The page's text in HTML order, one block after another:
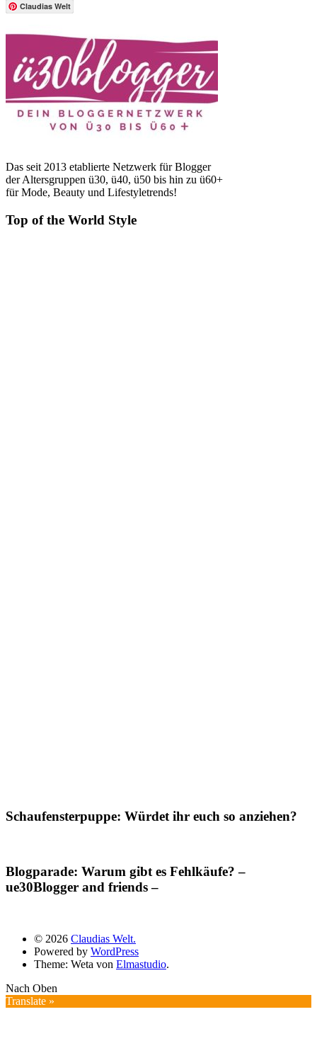
Claudias Welt
Das seit 2013 etablierte Netzwerk für Blogger
der Altersgruppen ü30, ü40, ü50 bis hin zu ü60+
für Mode, Beauty und Lifestyletrends!
Top of the World Style
Schaufensterpuppe: Würdet ihr euch so anziehen?
Blogparade: Warum gibt es Fehlkäufe? –
ue30Blogger and friends –
© 2026 Claudias Welt.
Powered by WordPress
Theme: Weta von Elmastudio.
Nach Oben
Translate »